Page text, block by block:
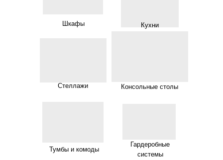
Стеллажи
Кухни
Тумбы и комоды
Консольные столы
Гардеробные
системы
Шкафы